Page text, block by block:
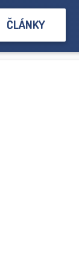
ČLÁNKY